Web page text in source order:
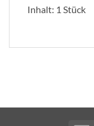
Inhalt: 1 Stück